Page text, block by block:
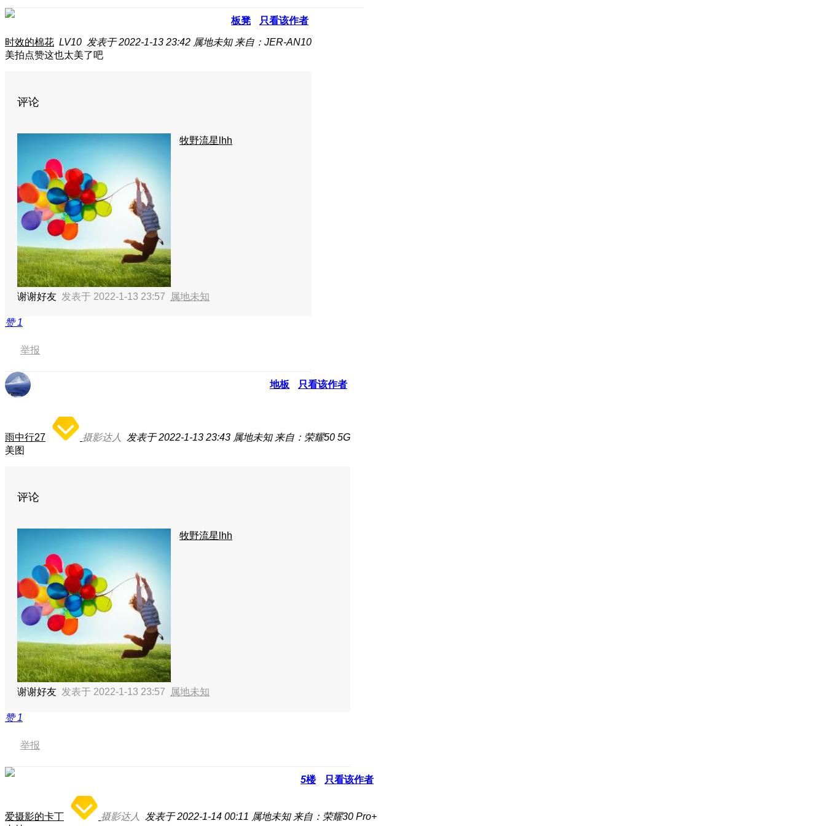
板凳 只看该作者
时效的棉花 LV10 发表于 2022-1-13 23:42 属地未知 来自：JER-AN10
美拍点赞这也太美了吧
评论
牧野流星lhh
谢谢好友 发表于 2022-1-13 23:57 属地未知
赞1
举报
地板 只看该作者
雨中行27 摄影达人 发表于 2022-1-13 23:43 属地未知 来自：荣耀50 5G
美图
评论
牧野流星lhh
谢谢好友 发表于 2022-1-13 23:57 属地未知
赞1
举报
5楼 只看该作者
爱摄影的卡丁 摄影达人 发表于 2022-1-14 00:11 属地未知 来自：荣耀30 Pro+